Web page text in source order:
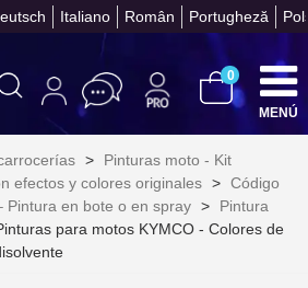
Italiano Român Portugheză
Obtenga su presupuesto
0
MENÚ
>
Pinturas moto - Kit
efectos y colores originales > Código
Pintura en bote o en spray >
Pintura
para motos KYMCO - Colores de